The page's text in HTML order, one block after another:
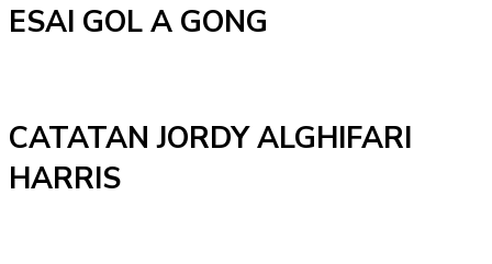
ESAI GOL A GONG
CATATAN JORDY ALGHIFARI
HARRIS